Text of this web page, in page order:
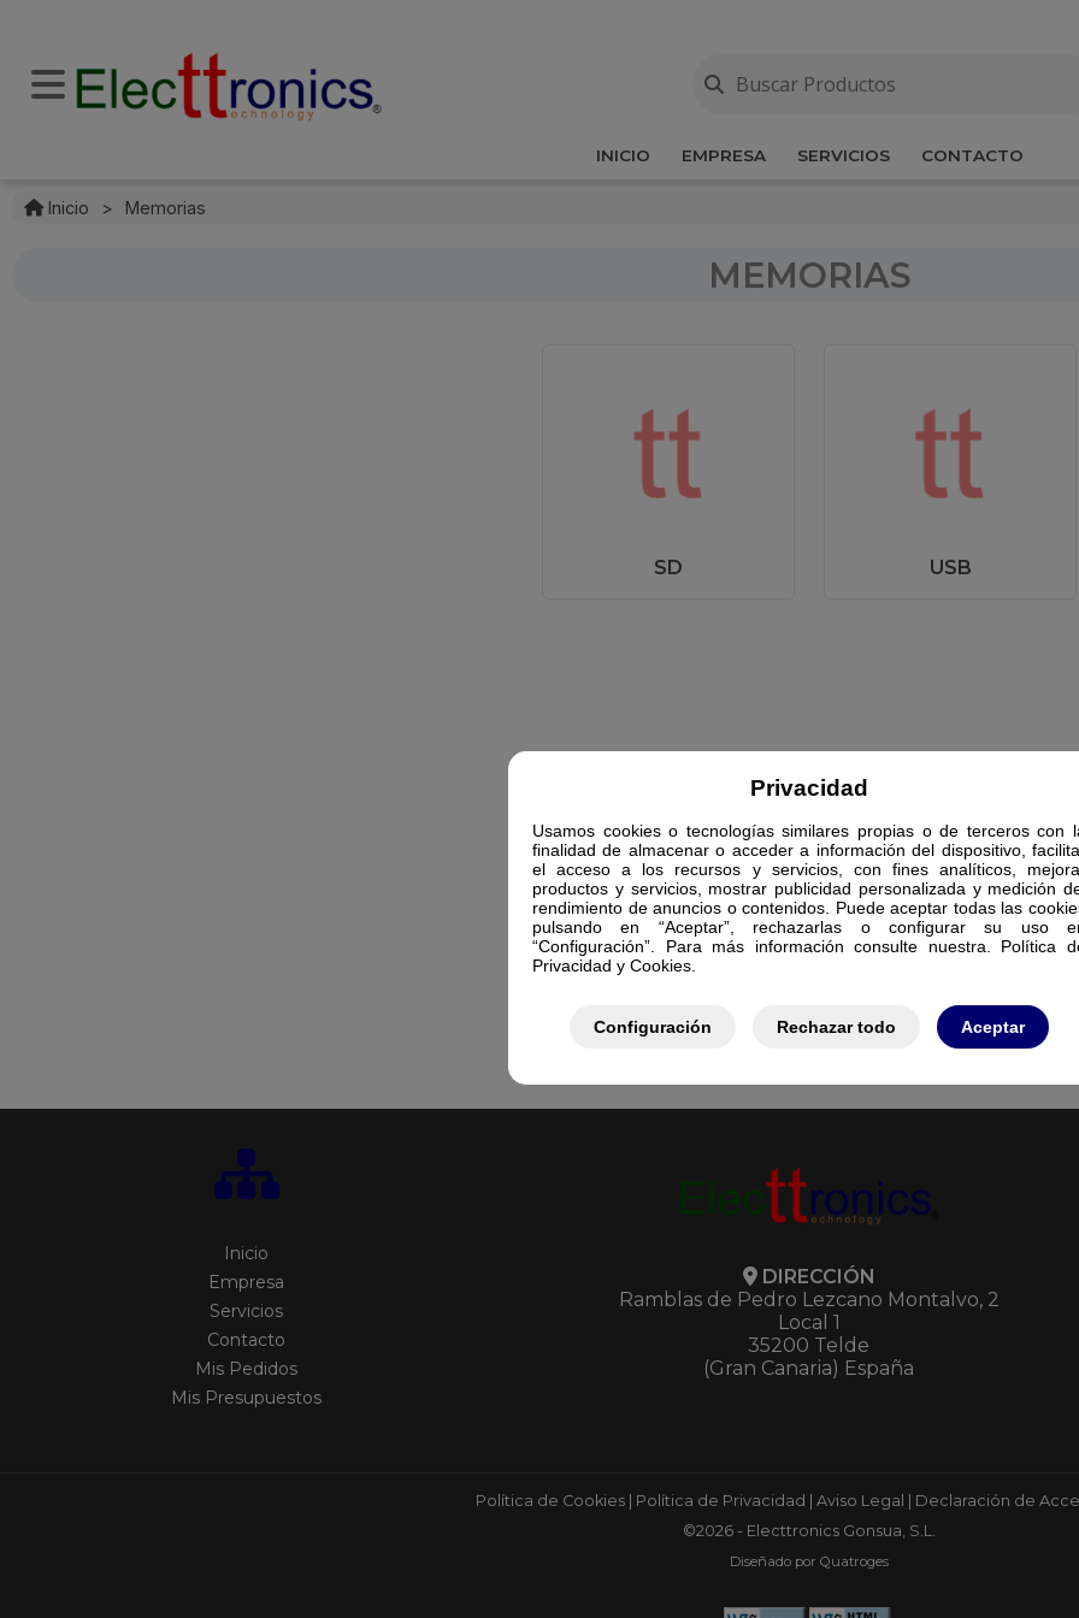
Privacidad
Usamos cookies o tecnologías similares propias o de terceros con
finalidad de almacenar o acceder a información del dispositivo,
el acceso a los recursos y servicios, con fines analíticos,
productos y servicios, mostrar publicidad personalizada y medición
rendimiento de anuncios o contenidos. Puede aceptar todas las
pulsando en “Aceptar”, rechazarlas o configurar su uso
“Configuración”. Para más información consulte nuestra. Política
Privacidad y Cookies.
Configuración Rechazar todo Aceptar
INICIO EMPRESA SERVICIOS CONTACTO
Inicio > Memorias
MEMORIAS
SD USB
Inicio
Empresa
Servicios
Contacto
Mis Pedidos
Mis Presupuestos
DIRECCIÓN
Ramblas de Pedro Lezcano Montalvo, 2
Local 1
35200 Telde
(Gran Canaria) España
Política de Cookies| Política de Privacidad Aviso Legal
Declaración de
©2026 - Electtronics Gonsua, S.L.
Diseñado por Quatroges